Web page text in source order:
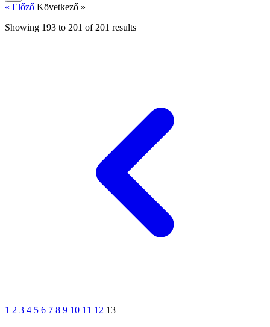
« Előző Következő »
Showing 193 to 201 of 201 results
1 2 3 4 5 6 7 8 9 10 11 12 13